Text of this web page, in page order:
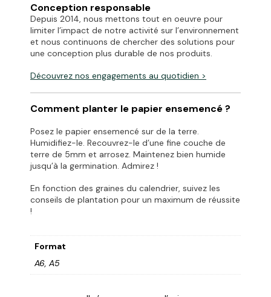
Conception responsable
Depuis 2014, nous mettons tout en oeuvre pour
limiter l’impact de notre activité sur l’environnement
et nous continuons de chercher des solutions pour
une conception plus durable de nos produits.
Découvrez nos engagements au quotidien >
Comment planter le papier ensemencé ?
Posez le papier ensemencé sur de la terre.
Humidifiez-le. Recouvrez-le d’une fine couche de
terre de 5mm et arrosez. Maintenez bien humide
jusqu’à la germination. Admirez !
En fonction des graines du calendrier, suivez les
conseils de plantation pour un maximum de réussite
!
Format
A6, A5